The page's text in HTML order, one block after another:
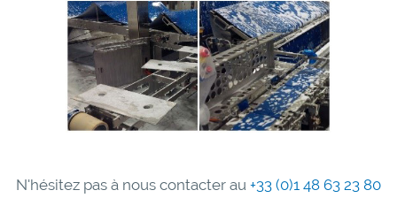
N'hésitez pas à nous contacter au +33 (0)1 48 63 23 80